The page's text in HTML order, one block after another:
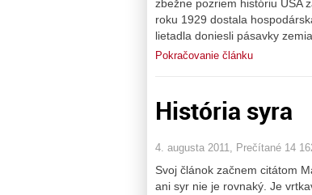
zbežne pozriem históriu USA
roku 1929 dostala
lietadla doniesli pásavky
Pokračovanie článku
História syra
4. augusta 2011, Prečítané 14
Svoj článok začnem citátom
ani syr nie je rovnaký. Je